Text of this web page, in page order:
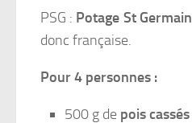
PSG : Potage St Germain
donc française.
Pour 4 personnes :
500 g de pois cassés